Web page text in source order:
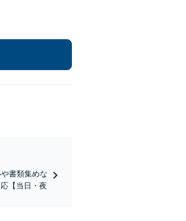
書類集めな
【当日・夜